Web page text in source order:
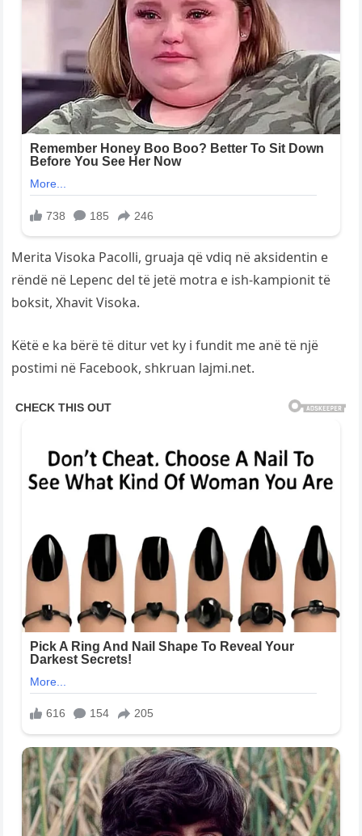
Merita Visoka Pacolli, gruaja që vdiq në aksidentin e
rëndë në Lepenc del të jetë motra e ish-kampionit të
boksit, Xhavit Visoka.
Këtë e ka bërë të ditur vet ky i fundit me anë të një
postimi në Facebook, shkruan lajmi.net.